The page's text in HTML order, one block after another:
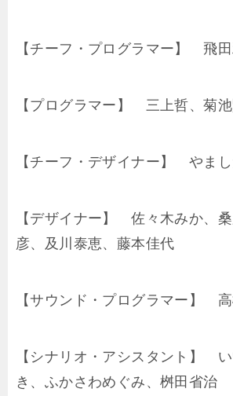
【チーフ・プログラマー】 飛
【プログラマー】 三上哲、菊
【チーフ・デザイナー】 やま
【デザイナー】 佐々木みか、
彦、及川泰恵、藤本佳代
【サウンド・プログラマー】
【シナリオ・アシスタント】
き、ふかさわめぐみ、桝田省治